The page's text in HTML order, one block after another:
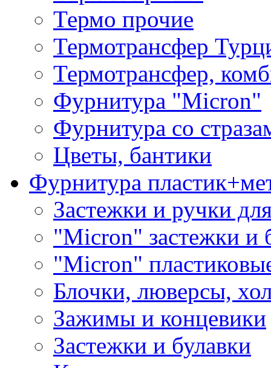
Термо прочие
Термотрансфер
Термотрансфер,
Фурнитура "Micron"
Фурнитура со
Цветы, бантики
Фурнитура
Застежки и ручки
"Micron" застежки и
"Micron"
Блочки, люверсы,
Зажимы и концевики
Застежки и булавки